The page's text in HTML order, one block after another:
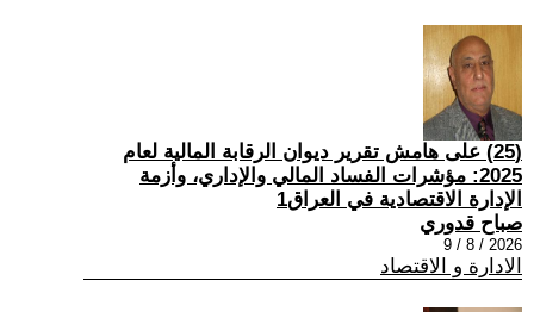
(25) على هامش تقرير ديوان الرقابة المالية لعام
2025: مؤشرات الفساد المالي والإداري، وأزمة
الإدارة الاقتصادية في العراق1
صباح قدوري
2026 / 8 / 9
الادارة و الاقتصاد